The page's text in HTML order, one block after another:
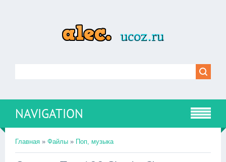
NAVIGATION
Главная » Файлы » Поп, музыка